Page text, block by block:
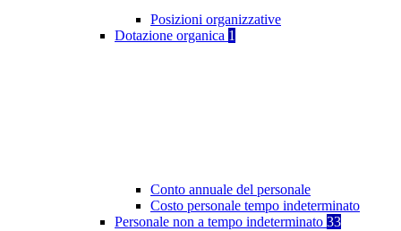
Posizioni organizzative
Dotazione organica 1
Conto annuale del personale
Costo personale tempo indeterminato
Personale non a tempo indeterminato 33